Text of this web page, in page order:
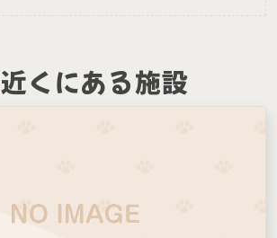
近くにある施設